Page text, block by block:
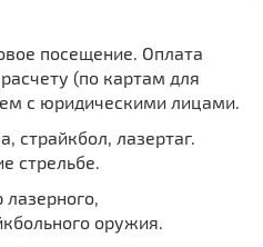
посещение. Оплата
(по картам для
с юридическими лицами.
страйкбол, лазертаг.
стрельбе.
оружия.